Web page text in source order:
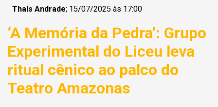
Thaís Andrade; 15/07/2025 às 17:00
‘A Memória da Pedra’: Grupo
Experimental do Liceu leva
ritual cênico ao palco do
Teatro Amazonas